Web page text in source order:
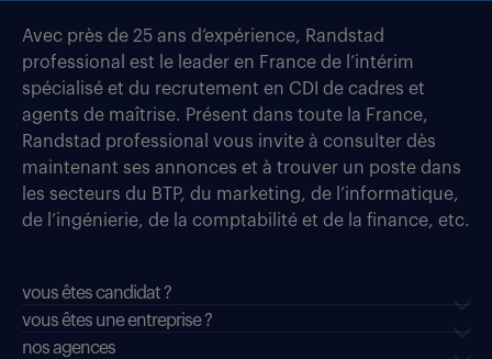
Avec près de 25 ans d’expérience, Randstad
professional est le leader en France de l’intérim
spécialisé et du recrutement en CDI de cadres et
agents de maîtrise. Présent dans toute la France,
Randstad professional vous invite à consulter dès
maintenant ses annonces et à trouver un poste dans
les secteurs du BTP, du marketing, de l’informatique,
de l’ingénierie, de la comptabilité et de la finance, etc.
vous êtes candidat ?
vous êtes une entreprise ?
nos agences